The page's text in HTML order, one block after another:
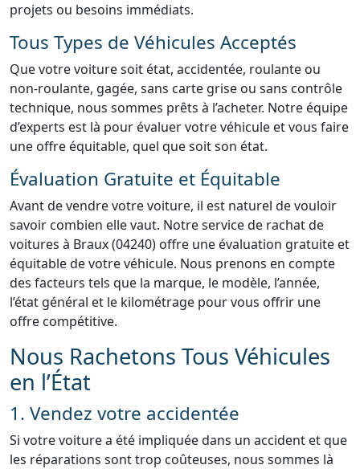
projets ou besoins immédiats.
Tous Types de Véhicules Acceptés
Que votre voiture soit état, accidentée, roulante ou
non-roulante, gagée, sans carte grise ou sans contrôle
technique, nous sommes prêts à l’acheter. Notre équipe
d’experts est là pour évaluer votre véhicule et vous faire
une offre équitable, quel que soit son état.
Évaluation Gratuite et Équitable
Avant de vendre votre voiture, il est naturel de vouloir
savoir combien elle vaut. Notre service de rachat de
voitures à Braux (04240) offre une évaluation gratuite et
équitable de votre véhicule. Nous prenons en compte
des facteurs tels que la marque, le modèle, l’année,
l’état général et le kilométrage pour vous offrir une
offre compétitive.
Nous Rachetons Tous Véhicules
en l’État
1. Vendez votre accidentée
Si votre voiture a été impliquée dans un accident et que
les réparations sont trop coûteuses, nous sommes là